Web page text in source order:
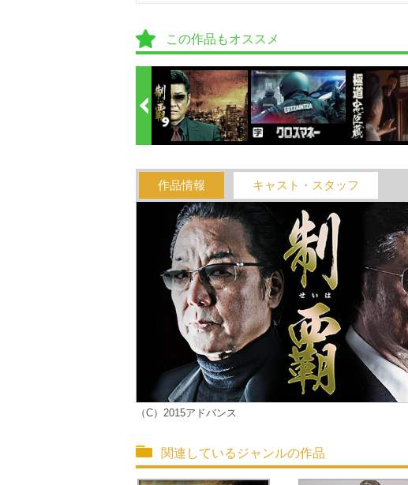
この作品もオススメ
作品情報 キャスト・スタッフ
（C）2015アドバンス
関連しているジャンルの作品